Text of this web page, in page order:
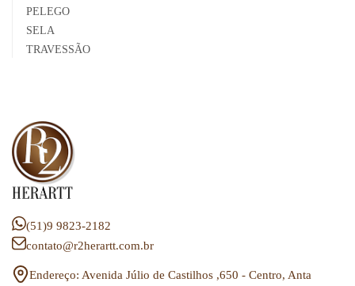
PELEGO
SELA
TRAVESSÃO
(51)9 9823-2182
contato@r2herartt.com.br
Endereço: Avenida Júlio de Castilhos ,650 - Centro, Anta